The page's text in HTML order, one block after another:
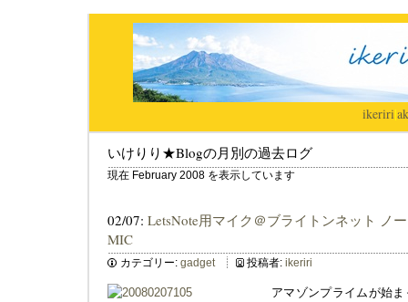
ikeriri|
いけりり★Blogの月別の過去ログ
現在 February 2008 を表示しています
02/07: LetsNote用マイク＠ブライトンネット ノ
MIC
カテゴリー: gadget 投稿者: ikeriri
アマゾンプライムが始